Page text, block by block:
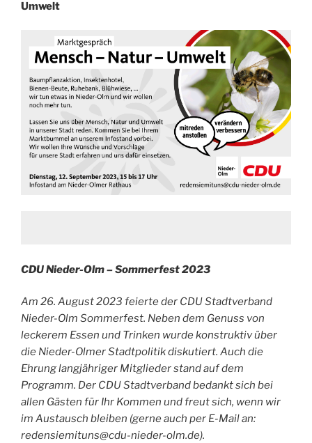
Umwelt
CDU Nieder-Olm – Sommerfest 2023
Am 26. August 2023 feierte der CDU Stadtverband
Nieder-Olm Sommerfest. Neben dem Genuss von
leckerem Essen und Trinken wurde konstruktiv über
die Nieder-Olmer Stadtpolitik diskutiert. Auch die
Ehrung langjähriger Mitglieder stand auf dem
Programm. Der CDU Stadtverband bedankt sich bei
allen Gästen für Ihr Kommen und freut sich, wenn wir
im Austausch bleiben (gerne auch per E-Mail an:
redensiemituns@cdu-nieder-olm.de).